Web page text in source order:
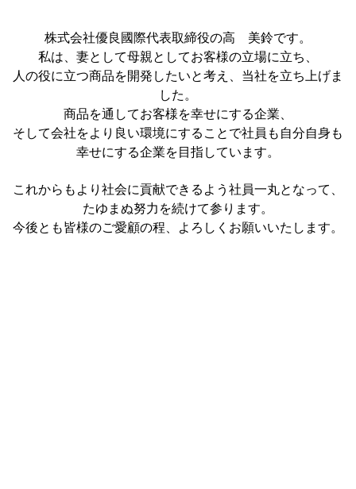
株式会社優良國際代表取締役の高 美鈴です。
私は、妻として母親としてお客様の立場に立ち、
人の役に立つ商品を開発したいと考え、当社を立ち上げま
した。
商品を通してお客様を幸せにする企業、
そして会社をより良い環境にすることで社員も自分自身も
幸せにする企業を目指しています。
これからもより社会に貢献できるよう社員一丸となって、
たゆまぬ努力を続けて参ります。
今後とも皆様のご愛顧の程、よろしくお願いいたします。